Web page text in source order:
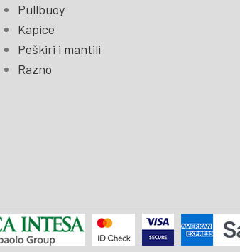
Pullbuoy
Kapice
Peškiri i mantili
Razno